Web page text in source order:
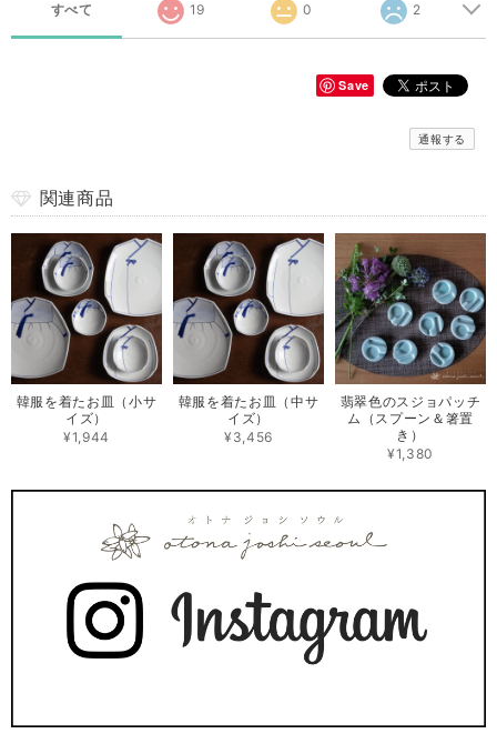
すべて 19 0 2
Save
通報する
関連商品
韓服を着たお皿（小サ
イズ）
¥1,944
韓服を着たお皿（中サ
イズ）
¥3,456
翡翠色のスジョパッチ
ム（スプーン＆箸置
き）
¥1,380